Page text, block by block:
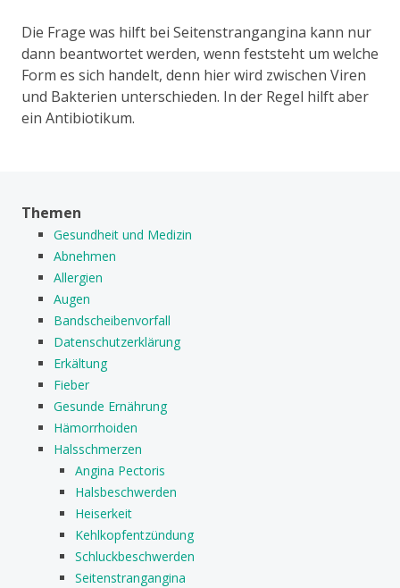
Die Frage was hilft bei Seitenstrangangina kann nur
dann beantwortet werden, wenn feststeht um welche
Form es sich handelt, denn hier wird zwischen Viren
und Bakterien unterschieden. In der Regel hilft aber
ein Antibiotikum.
Themen
Gesundheit und Medizin
Abnehmen
Allergien
Augen
Bandscheibenvorfall
Datenschutzerklärung
Erkältung
Fieber
Gesunde Ernährung
Hämorrhoiden
Halsschmerzen
Angina Pectoris
Halsbeschwerden
Heiserkeit
Kehlkopfentzündung
Schluckbeschwerden
Seitenstrangangina